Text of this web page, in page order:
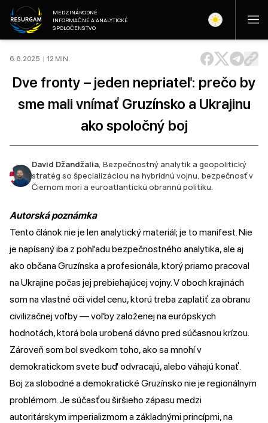
MEDZINÁRODNÉ
INFORMAČNÉ A ANALYTICKÉ
SPOLOČENSTVO
6. 6. 2025 | 12 MIN.
Dve fronty – jeden nepriateľ: prečo by
sme mali vnímať Gruzínsko a Ukrajinu
ako spoločný boj
David Džandžalia, Bezpečnostný analytik a geopolitický
stratég so špecializáciou na hybridnú vojnu, bezpečnosť v
Čiernom mori a euroatlantickú obrannú politiku.
Autorská poznámka
Tento článok nie je len analytický materiál; je to manifest. Nie
je napísaný iba z pohľadu bezpečnostného analytika, ale aj
ako občana Gruzínska a profesionála, ktorý priamo pracoval
na Ukrajine počas jej prebiehajúcej vojny. V oboch krajinách
som na vlastné oči videl cenu, ktorú treba zaplatiť za obranu
civilizačnej voľby — voľby založenej na európskych
hodnotách, ktorá bola urobená dávno pred súčasnou krízou.
Zároveň som bol svedkom toho, ako sa mnohí v
demokratickom svete buď odvracajú, alebo váhajú konať.
Boj za slobodné a demokratické Gruzínsko nie je regionálnym
problémom. Je súčasťou širšieho zápasu medzi
autoritárskym imperializmom a základnými princípmi, na